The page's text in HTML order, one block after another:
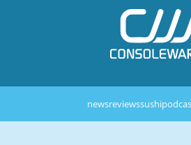
newsreviewssushi